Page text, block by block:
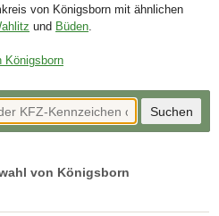
von Königsborn mit ähnlichen
und Büden.
Königsborn
von Königsborn